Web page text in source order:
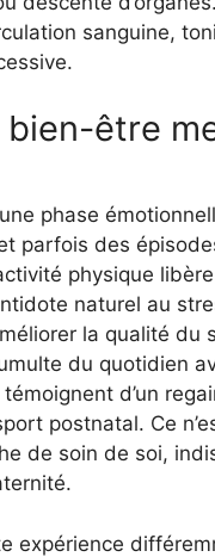
sanguine,
être
phase
parfois des
physique
naturel au
la qualité du
du quotidien
d’un
postnatal. Ce
de soin de soi,
expérience